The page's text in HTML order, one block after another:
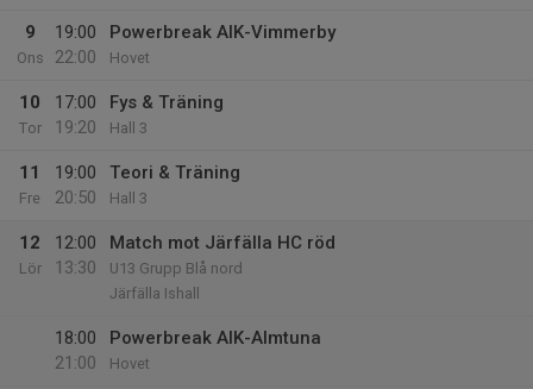
9
Ons
19:00
22:00
Powerbreak AIK-Vimmerby
Hovet
10
Tor
17:00
19:20
Fys & Träning
Hall 3
11
Fre
19:00
20:50
Teori & Träning
Hall 3
12
Lör
12:00
13:30
Match mot Järfälla HC röd
U13 Grupp Blå nord
Järfälla Ishall
18:00
21:00
Powerbreak AIK-Almtuna
Hovet